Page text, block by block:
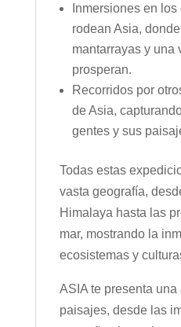
Inmersiones en
rodean Asia,
mantarrayas y una
prosperan.
Recorridos por
de Asia,
gentes y sus
Todas estas
vasta geografía,
Himalaya hasta las
mar, mostrando la
ecosistemas y
ASIA te presenta
paisajes, desde las